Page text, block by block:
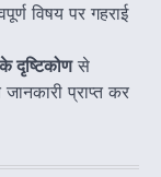
विषय पर गहराई
दृष्टिकोणसे
प्राप्त कर